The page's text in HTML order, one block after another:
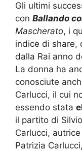
Gli ultimi
con Ballando
Mascherato, i
indice di share,
dalla Rai anno
La donna ha
conosciute
Carlucci, il cui
essendo stata
il partito di
Carlucci,
Patrizia